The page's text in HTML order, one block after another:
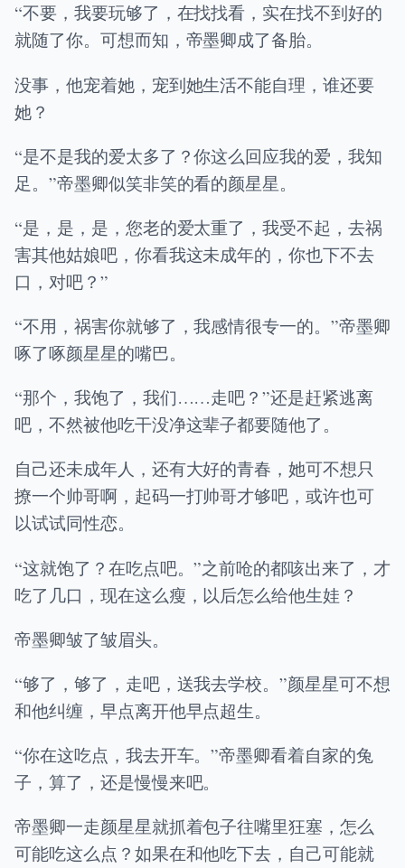
“不要，我要玩够了，在找找看，实在找不到好的
就随了你。可想而知，帝墨卿成了备胎。
没事，他宠着她，宠到她生活不能自理，谁还要
她？
“是不是我的爱太多了？你这么回应我的爱，我知
足。”帝墨卿似笑非笑的看的颜星星。
“是，是，是，您老的爱太重了，我受不起，去祸
害其他姑娘吧，你看我这未成年的，你也下不去
口，对吧？”
“不用，祸害你就够了，我感情很专一的。”帝墨卿
啄了啄颜星星的嘴巴。
“那个，我饱了，我们……走吧？”还是赶紧逃离
吧，不然被他吃干没净这辈子都要随他了。
自己还未成年人，还有大好的青春，她可不想只
撩一个帅哥啊，起码一打帅哥才够吧，或许也可
以试试同性恋。
“这就饱了？在吃点吧。”之前呛的都咳出来了，才
吃了几口，现在这么瘦，以后怎么给他生娃？
帝墨卿皱了皱眉头。
“够了，够了，走吧，送我去学校。”颜星星可不想
和他纠缠，早点离开他早点超生。
“你在这吃点，我去开车。”帝墨卿看着自家的兔
子，算了，还是慢慢来吧。
帝墨卿一走颜星星就抓着包子往嘴里狂塞，怎么
可能吃这么点？如果在和他吃下去，自己可能就